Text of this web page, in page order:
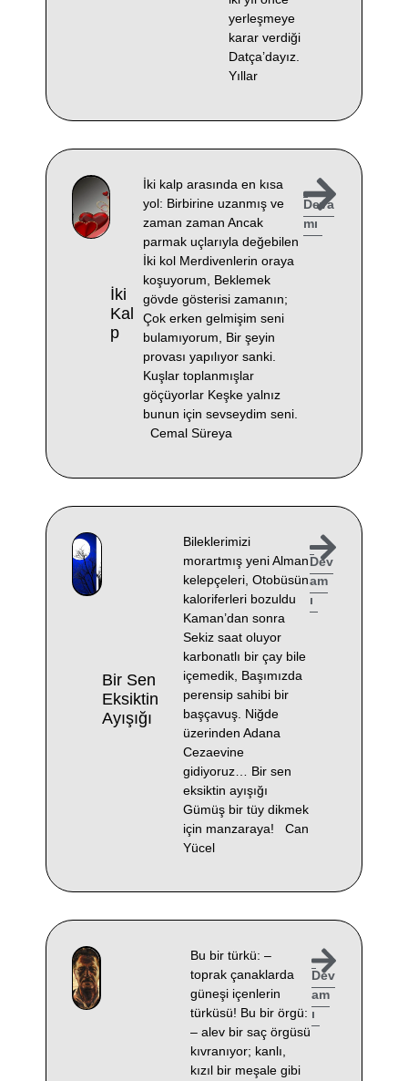
yerleşmeye
karar verdiği
Datça’dayız.
Yıllar
İki
Kal
P
İki kalp arasında en kısa
yol: Birbirine uzanmış ve
zaman zaman Ancak
parmak uçlarıyla değebilen
İki kol Merdivenlerin oraya
koşuyorum, Beklemek
gövde gösterisi zamanın;
Çok erken gelmişim seni
bulamıyorum, Bir şeyin
provası yapılıyor sanki.
Kuşlar toplanmışlar
göçüyorlar Keşke yalnız
bunun için sevseydim seni.
Cemal Süreya
Deva
mı
Bir Sen
Eksiktin
Ayışığı
Bileklerimizi
morartmış yeni Alman
kelepçeleri, Otobüsün
kaloriferleri bozuldu
Kaman’dan sonra
Sekiz saat oluyor
karbonatlı bir çay bile
içemedik, Başımızda
perensip sahibi bir
başçavuş. Niğde
üzerinden Adana
Cezaevine
gidiyoruz… Bir sen
eksiktin ayışığı
Gümüş bir tüy dikmek
için manzaraya! Can
Yücel
Dev
am
ı
Bu bir türkü: –
toprak çanaklarda
güneşi içenlerin
türküsü! Bu bir örgü:
– alev bir saç örgüsü
kıvranıyor; kanlı,
kızıl bir meşale gibi
Dev
am
ı